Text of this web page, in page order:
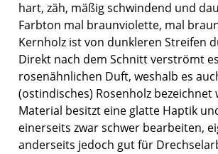
hart, zäh, mäßig schwindend und
Farbton mal braunviolette, mal
Kernholz ist von dunkleren Streifen
Direkt nach dem Schnitt verströmt
rosenähnlichen Duft, weshalb es
(ostindisches) Rosenholz bezeichnet
Material besitzt eine glatte Haptik
einerseits zwar schwer bearbeiten,
anderseits jedoch gut für